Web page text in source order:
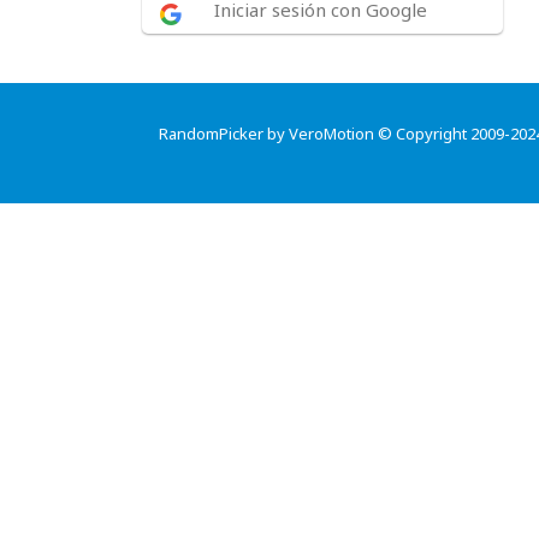
Iniciar sesión con Google
RandomPicker by VeroMotion © Copyright 2009-